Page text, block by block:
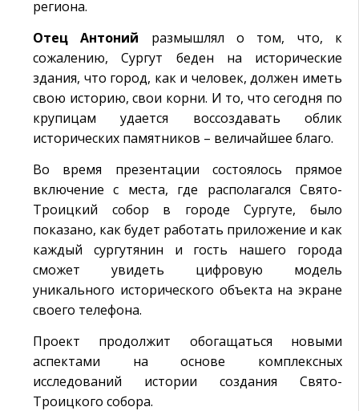
региона.
Отец Антоний размышлял о том, что, к
сожалению, Сургут беден на исторические
здания, что город, как и человек, должен иметь
свою историю, свои корни. И то, что сегодня по
крупицам удается воссоздавать облик
исторических памятников – величайшее благо.
Во время презентации состоялось прямое
включение с места, где располагался Свято-
Троицкий собор в городе Сургуте, было
показано, как будет работать приложение и как
каждый сургутянин и гость нашего города
сможет увидеть цифровую модель
уникального исторического объекта на экране
своего телефона.
Проект продолжит обогащаться новыми
аспектами на основе комплексных
исследований истории создания Свято-
Троицкого собора.